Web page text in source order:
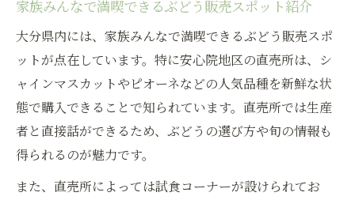
家族みんなで満喫できるぶどう販売スポット紹介
大分県内には、家族みんなで満喫できるぶどう販売スポ
ットが点在しています。特に安心院地区の直売所は、シ
ャインマスカットやピオーネなどの人気品種を新鮮な状
態で購入できることで知られています。直売所では生産
者と直接話ができるため、ぶどうの選び方や旬の情報も
得られるのが魅力です。
また、直売所によっては試食コーナーが設けられてお